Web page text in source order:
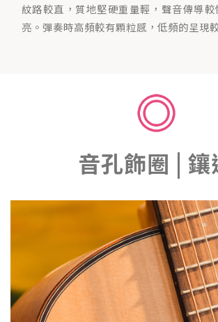
紋路較直，質地堅硬重量輕，聲音傳導
亮。彈奏時高頻較有顆粒感，低頻的呈現
音孔飾圈 | 鑲